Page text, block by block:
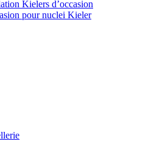
Kielers d’occasion
pour nuclei Kieler